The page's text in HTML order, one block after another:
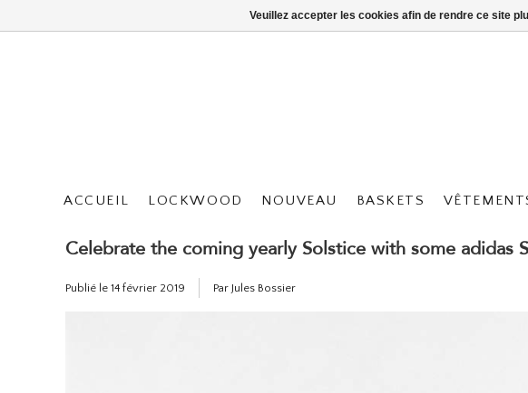
ACCUEIL LOCKWOOD NOUVEAU BASKETS
Celebrate the coming yearly Solstice with some adidas
Publié le 14 février 2019 Par Jules Bossier
Veuillez accepter les cookies afin de rendre ce site